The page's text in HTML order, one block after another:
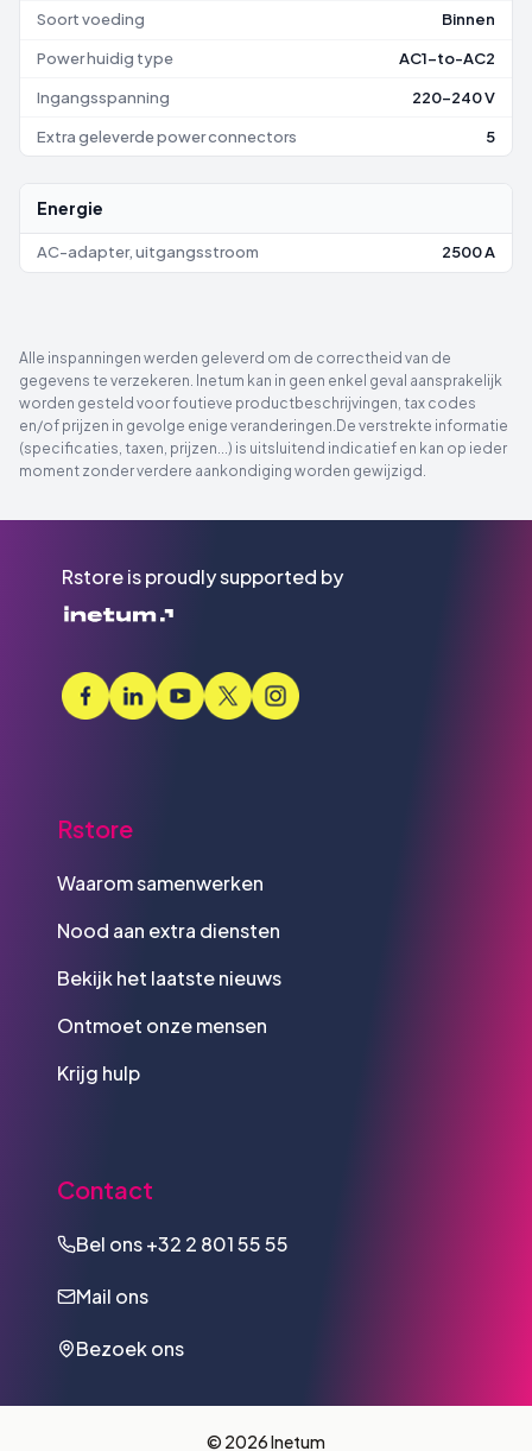
Soort voeding Binnen
Power huidig type AC1-to-AC2
Ingangsspanning 220-240 V
Extra geleverde power connectors 5
Energie
AC-adapter, uitgangsstroom 2500 A
Alle inspanningen werden geleverd om de correctheid van de
gegevens te verzekeren. Inetum kan in geen enkel geval aansprakelijk
worden gesteld voor foutieve productbeschrijvingen, tax codes
en/of prijzen in gevolge enige veranderingen.De verstrekte informatie
(specificaties, taxen, prijzen...) is uitsluitend indicatief en kan op ieder
moment zonder verdere aankondiging worden gewijzigd.
Rstore is proudly supported by
Rstore
Waarom samenwerken
Nood aan extra diensten
Bekijk het laatste nieuws
Ontmoet onze mensen
Krijg hulp
Contact
Bel ons+32 2 801 55 55
Mail ons
Bezoek ons
© 2026 Inetum